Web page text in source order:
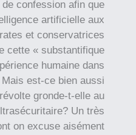
de confession afin que
artificielle aux
et conservatrices
cette « substantifique
humaine dans
est-ce bien aussi
gronde-t-elle au
Un très
on excuse aisément